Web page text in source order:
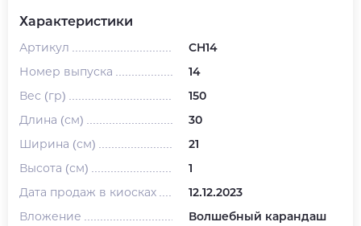
Характеристики
Артикул
CH14
Номер выпуска
14
Вес (гр)
150
Длина (см)
30
Ширина (см)
21
Высота (см)
1
Дата продаж в киосках
12.12.2023
Вложение
Волшебный карандаш